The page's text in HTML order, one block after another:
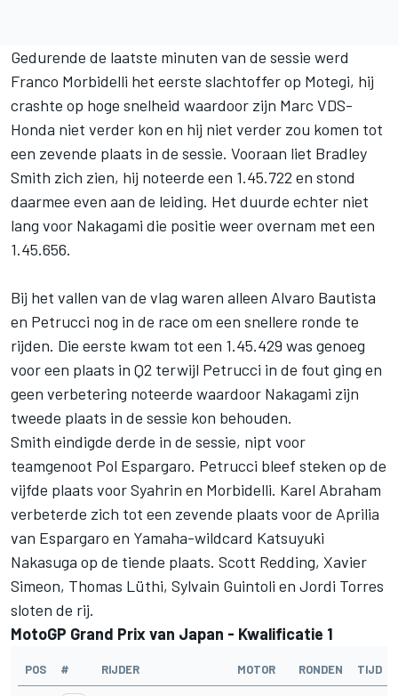
Gedurende de laatste minuten van de sessie werd
Franco Morbidelli het eerste slachtoffer op Motegi, hij
crashte op hoge snelheid waardoor zijn Marc VDS-
Honda niet verder kon en hij niet verder zou komen tot
een zevende plaats in de sessie. Vooraan liet Bradley
Smith zich zien, hij noteerde een 1.45.722 en stond
daarmee even aan de leiding. Het duurde echter niet
lang voor Nakagami die positie weer overnam met een
1.45.656.
Bij het vallen van de vlag waren alleen Alvaro Bautista
en Petrucci nog in de race om een snellere ronde te
rijden. Die eerste kwam tot een 1.45.429 was genoeg
voor een plaats in Q2 terwijl Petrucci in de fout ging en
geen verbetering noteerde waardoor Nakagami zijn
tweede plaats in de sessie kon behouden.
Smith eindigde derde in de sessie, nipt voor
teamgenoot Pol Espargaro. Petrucci bleef steken op de
vijfde plaats voor Syahrin en Morbidelli. Karel Abraham
verbeterde zich tot een zevende plaats voor de Aprilia
van Espargaro en Yamaha-wildcard Katsuyuki
Nakasuga op de tiende plaats. Scott Redding, Xavier
Simeon, Thomas Lüthi, Sylvain Guintoli en Jordi Torres
sloten de rij.
MotoGP Grand Prix van Japan - Kwalificatie 1
POS # RIJDER MOTOR RONDEN TIJD